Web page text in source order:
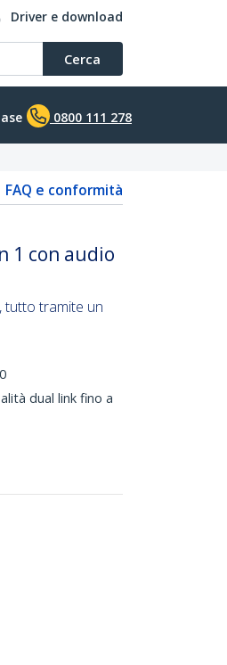
Driver e download
Cerca
0800 111 278
FAQ e conformità
1 con audio
tutto tramite un
dual link fino a